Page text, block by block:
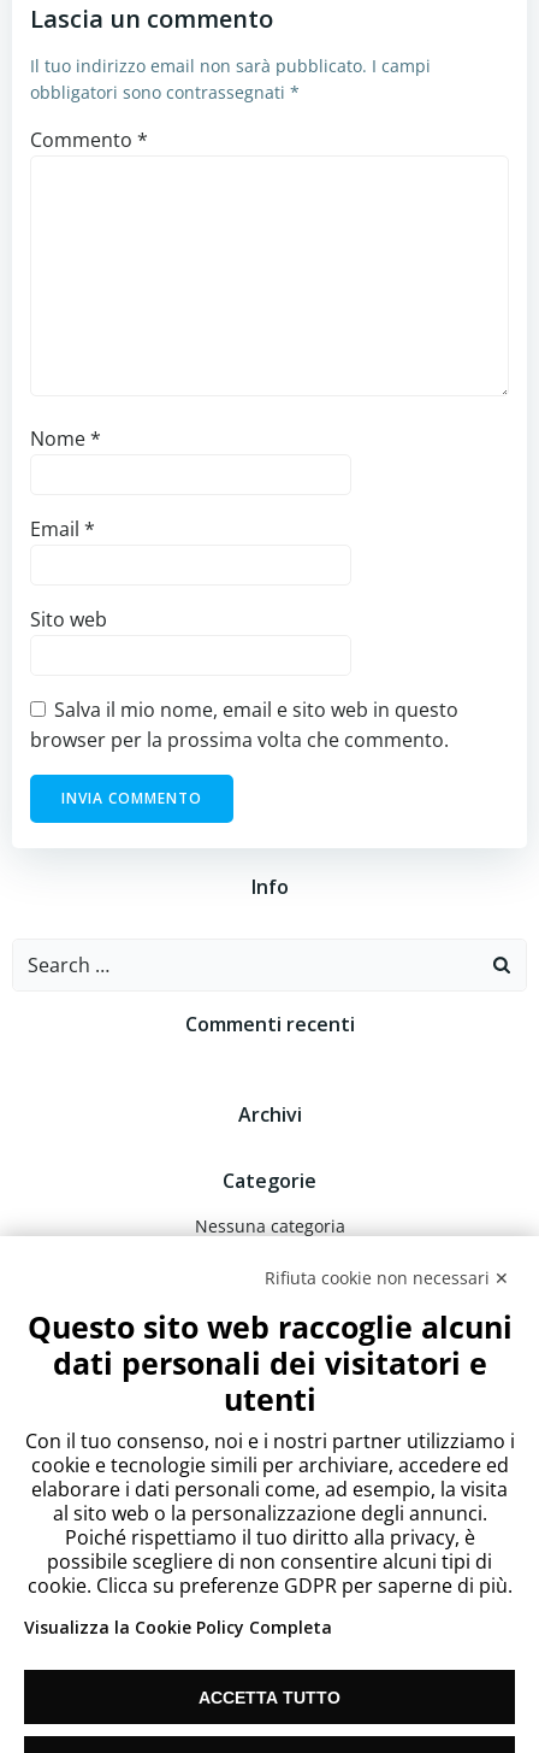
Lascia un commento
Il tuo indirizzo email non sarà pubblicato. I campi
obbligatori sono contrassegnati *
Commento *
Nome*
Email *
Sito web
Salva il mio nome, email e sito web in questo
browser per la prossima volta che commento.
Info
Search
Commenti recenti
Archivi
Categorie
Nessuna categoria
Meta
Accedi
Feed dei contenuti
Feed dei commenti
WordPress.org
Since 2018 Telecontact List S.L. Vat: ES B67186635 |
Rifiuta cookie non necessari ✕
Questo sito web raccoglie alcuni
dati personali dei visitatori e
utenti
Con il tuo consenso, noi e i nostri partner utilizziamo i
cookie e tecnologie simili per archiviare, accedere ed
elaborare i dati personali come, ad esempio, la visita
al sito web o la personalizzazione degli annunci.
Poiché rispettiamo il tuo diritto alla privacy, è
possibile scegliere di non consentire alcuni tipi di
cookie. Clicca su preferenze GDPR per saperne di più.
Visualizza la Cookie Policy Completa
ACCETTA TUTTO